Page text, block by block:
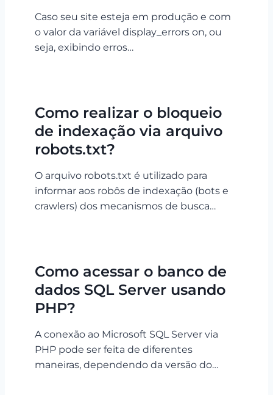
Caso seu site esteja em produção e com
o valor da variável display_errors on, ou
seja, exibindo erros…
Como realizar o bloqueio
de indexação via arquivo
robots.txt?
O arquivo robots.txt é utilizado para
informar aos robôs de indexação (bots e
crawlers) dos mecanismos de busca…
Como acessar o banco de
dados SQL Server usando
PHP?
A conexão ao Microsoft SQL Server via
PHP pode ser feita de diferentes
maneiras, dependendo da versão do…